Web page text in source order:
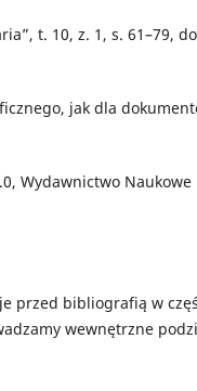
t. 10, z. 1, s. 61–79,
jak dla
Wydawnictwo Naukowe
przed bibliografią w
wewnętrzne